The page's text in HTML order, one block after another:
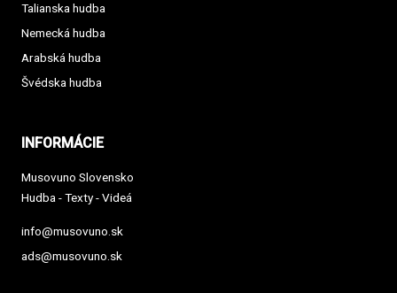
Talianska hudba
Nemecká hudba
Arabská hudba
Švédska hudba
INFORMÁCIE
Musovuno Slovensko
Hudba - Texty - Videá
info@musovuno.sk
ads@musovuno.sk